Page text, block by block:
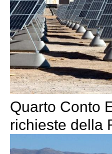
Quarto Conto
richieste della